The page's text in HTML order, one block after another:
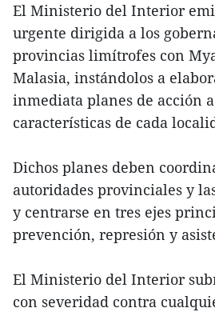
El Ministerio del Interior
urgente dirigida a los
provincias limítrofes con
Malasia, instándolos a
inmediata planes de acción
características de cada
Dichos planes deben
autoridades provinciales y
y centrarse en tres ejes
prevención, represión y
El Ministerio del Interior
con severidad contra